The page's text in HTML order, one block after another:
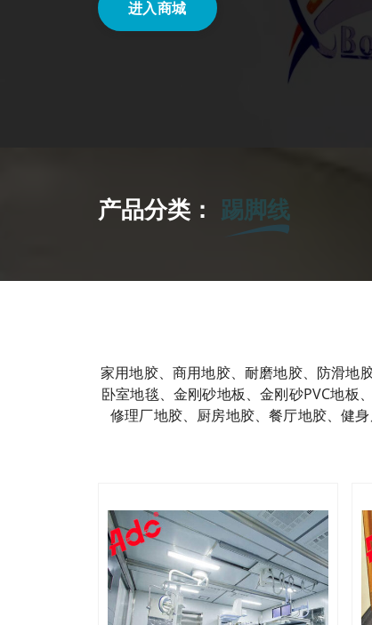
进入商城
产品分类： 收边条
家用地胶、商用地胶、耐磨地胶、防滑地
卧室地毯、金刚砂地板、金刚砂PVC地板
修理厂地胶、厨房地胶、餐厅地胶、健